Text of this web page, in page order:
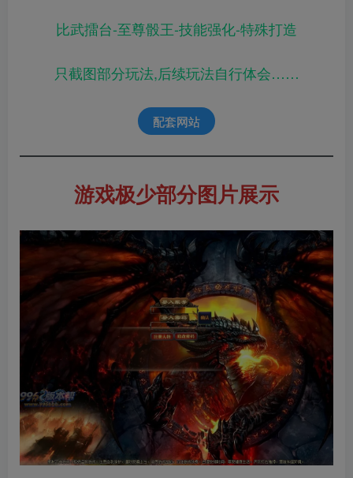
比武擂台-至尊骰王-技能强化-特殊打造
只截图部分玩法,后续玩法自行体会……
配套网站
游戏极少部分图片展示